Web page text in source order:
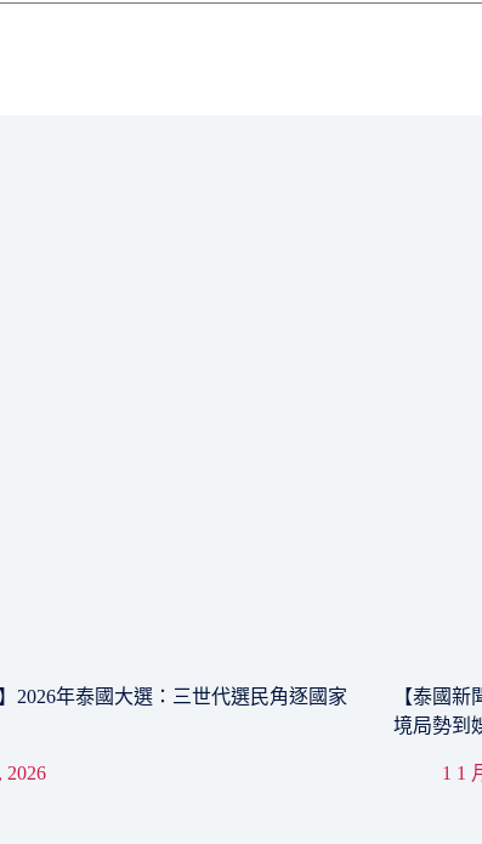
2026年泰國大選：三世代選民角逐國家
2026
【泰國
境局勢到
1 1